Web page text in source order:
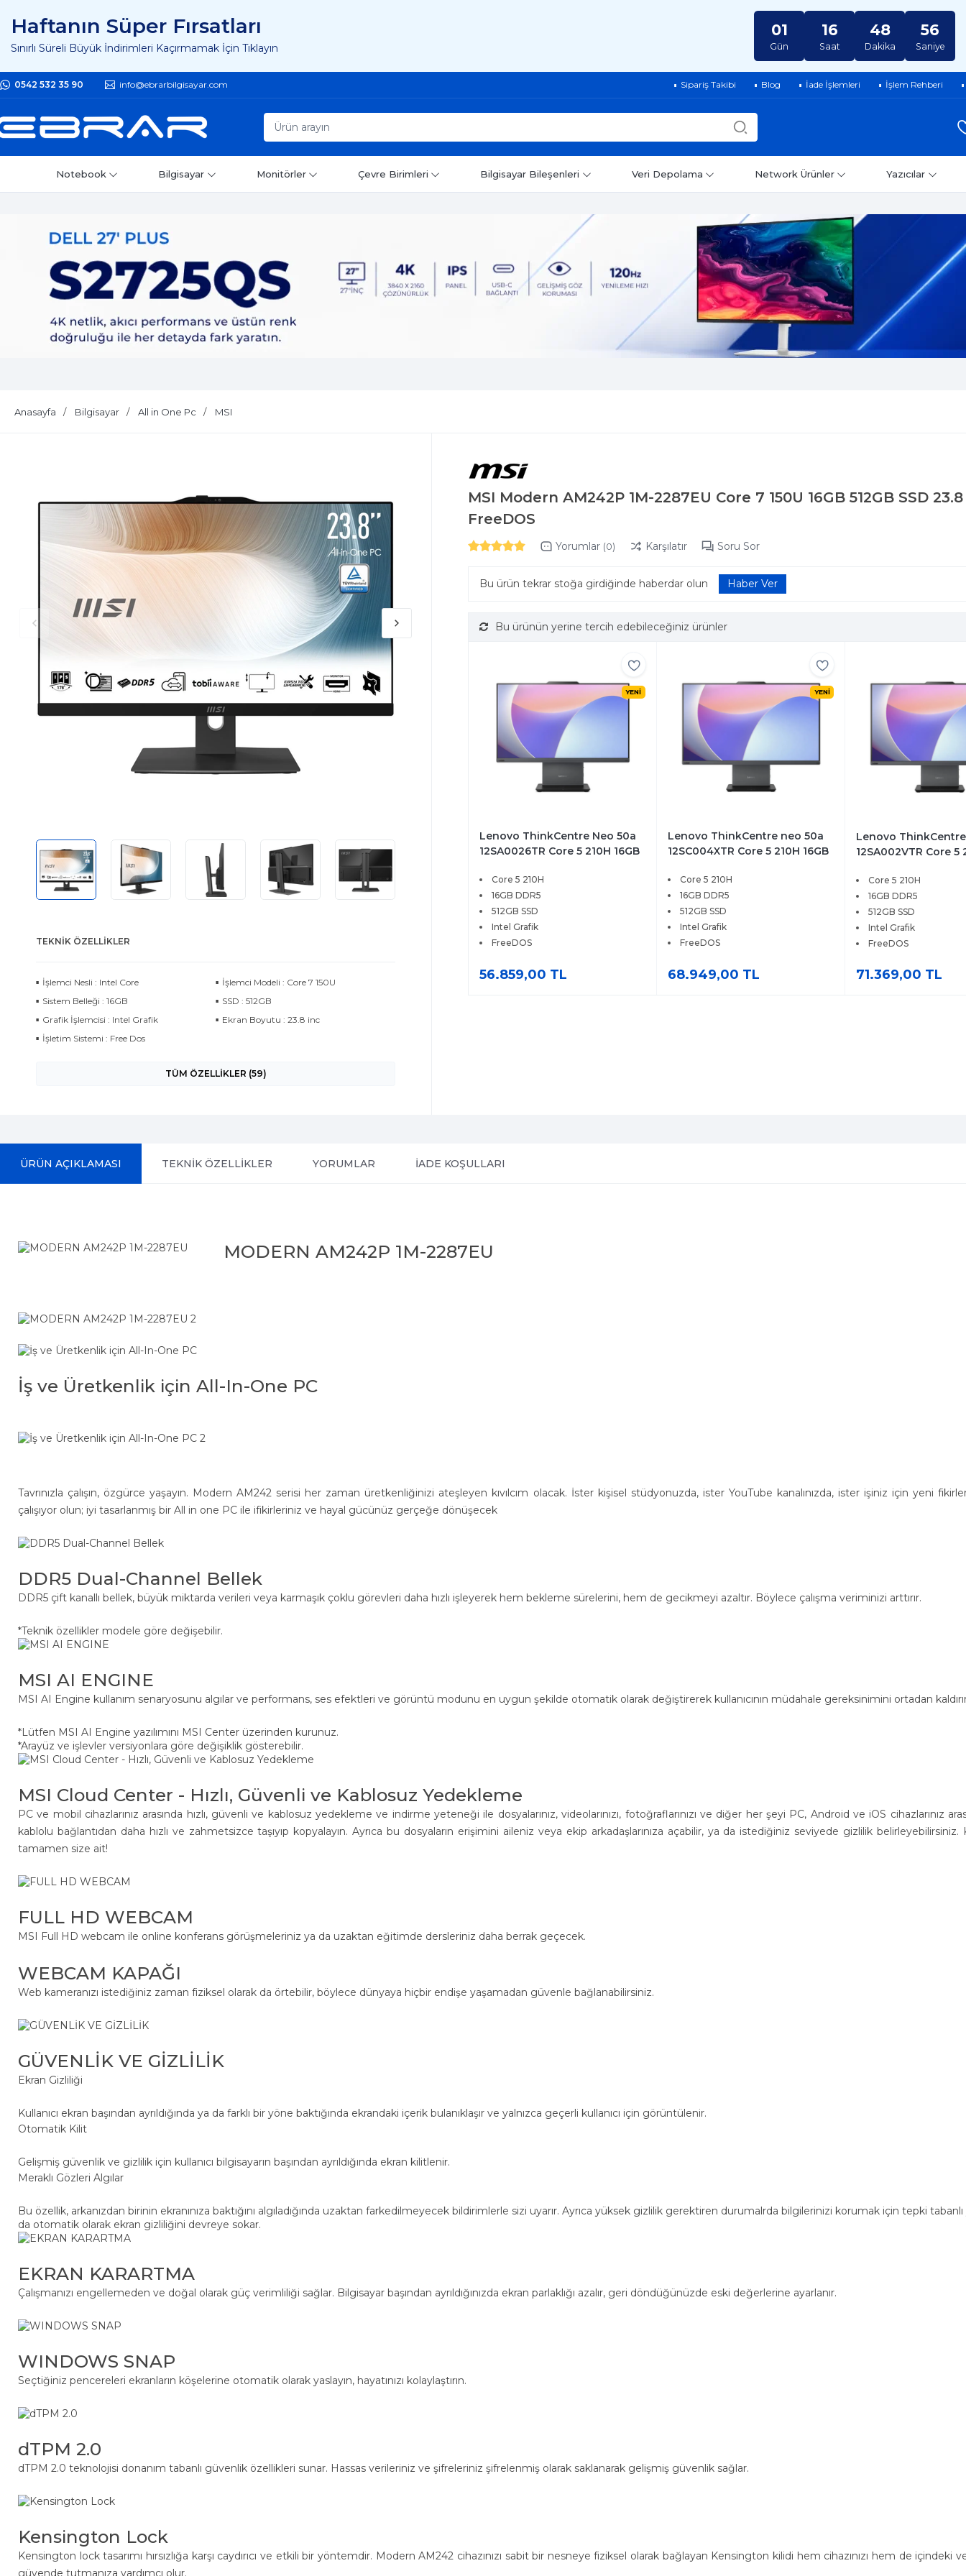
Haftanın Süper Fırsatları
Sınırlı Süreli Büyük İndirimleri Kaçırmamak İçin Tıklayın
01
Gün
16
Saat
48
Dakika
55
Saniye
0542 532 35 90 info@ebrarbilgisayar.com Sipariş Takibi Blog İade İşlemleri İşlem Rehberi
Notebook Bilgisayar Monitörler Çevre Birimleri Bilgisayar Bileşenleri Veri Depolama Network Ürünler Yazıcılar
Anasayfa Bilgisayar All in One Pc MSI
TEKNIK ÖZELLIKLER
İşlemci Nesli : Intel Core
İşlemci Modeli : Core 7 150U
Sistem Belleği : 16GB
SSD : 512GB
Grafik İşlemcisi : Intel Grafik
Ekran Boyutu : 23.8 inc
İşletim Sistemi : Free Dos
TÜM ÖZELLİKLER (59)
MSI Modern AM242P 1M-2287EU Core 7 150U 16GB 512GB SSD
FreeDOS
Yorumlar (0) Karşılatır Soru Sor
Bu ürün tekrar stoğa girdiğinde haberdar olun
Bu ürünün yerine tercih edebileceğiniz ürünler
YENİ
Lenovo ThinkCentre Neo 50a
12SA0026TR Core 5 210H 16GB
Core 5 210H
16GB DDR5
512GB SSD
Intel Grafik
FreeDOS
56.859,00 TL
YENİ
Lenovo ThinkCentre neo 50a
12SC004XTR Core 5 210H 16GB
FreeDOS
Core 5 210H
16GB DDR5
512GB SSD
Intel Grafik
FreeDOS
68.949,00 TL
Lenovo
12SA002VTR Core 5
FreeDOS
Core 5 210H
16GB DDR5
512GB SSD
Intel Grafik
FreeDOS
71.369,00 TL
ÜRÜN AÇIKLAMASI TEKNİK ÖZELLİKLER YORUMLAR İADE KOŞULLARI
MODERN AM242P 1M-2287EU
İş ve Üretkenlik için All-In-One PC
Tavrınızla çalışın, özgürce yaşayın. Modern AM242 serisi her zaman üretkenliğinizi ateşleyen kıvılcım olacak. İster kişisel stüdyonuzda, ister YouTube kanalınızda, ister işiniz için yeni
çalışıyor olun; iyi tasarlanmış bir All in one PC ile ifikirleriniz ve hayal gücünüz gerçeğe dönüşecek
DDR5 Dual-Channel Bellek
DDR5 çift kanallı bellek, büyük miktarda verileri veya karmaşık çoklu görevleri daha hızlı işleyerek hem bekleme sürelerini, hem de gecikmeyi azaltır. Böylece çalışma veriminizi arttırır.
*Teknik özellikler modele göre değişebilir.
MSI AI ENGINE
MSI AI Engine kullanım senaryosunu algılar ve performans, ses efektleri ve görüntü modunu en uygun şekilde otomatik olarak değiştirerek kullanıcının müdahale gereksinimini ortadan
*Lütfen MSI AI Engine yazılımını MSI Center üzerinden kurunuz.
*Arayüz ve işlevler versiyonlara göre değişiklik gösterebilir.
MSI Cloud Center - Hızlı, Güvenli ve Kablosuz Yedekleme
PC ve mobil cihazlarınız arasında hızlı, güvenli ve kablosuz yedekleme ve indirme yeteneği ile dosyalarınız, videolarınızı, fotoğraflarınızı ve diğer her şeyi PC, Android ve iOS cihazlarınız
kablolu bağlantıdan daha hızlı ve zahmetsizce taşıyıp kopyalayın. Ayrıca bu dosyaların erişimini aileniz veya ekip arkadaşlarınıza açabilir, ya da istediğiniz seviyede gizlilik belirleyebilirsiniz.
tamamen size ait!
FULL HD WEBCAM
MSI Full HD webcam ile online konferans görüşmeleriniz ya da uzaktan eğitimde dersleriniz daha berrak geçecek.
WEBCAM KAPAĞI
Web kameranızı istediğiniz zaman fiziksel olarak da örtebilir, böylece dünyaya hiçbir endişe yaşamadan güvenle bağlanabilirsiniz.
GÜVENLİK VE GİZLİLİK
Ekran Gizliliği
Kullanıcı ekran başından ayrıldığında ya da farklı bir yöne baktığında ekrandaki içerik bulanıklaşır ve yalnızca geçerli kullanıcı için görüntülenir.
Otomatik Kilit
Gelişmiş güvenlik ve gizlilik için kullanıcı bilgisayarın başından ayrıldığında ekran kilitlenir.
Meraklı Gözleri Algılar
Bu özellik, arkanızdan birinin ekranınıza baktığını algıladığında uzaktan farkedilmeyecek bildirimlerle sizi uyarır. Ayrıca yüksek gizlilik gerektiren durumalrda bilgilerinizi korumak için tepki tabanlı
da otomatik olarak ekran gizliliğini devreye sokar.
EKRAN KARARTMA
Çalışmanızı engellemeden ve doğal olarak güç verimliliği sağlar. Bilgisayar başından ayrıldığınızda ekran parlaklığı azalır, geri döndüğünüzde eski değerlerine ayarlanır.
WINDOWS SNAP
Seçtiğiniz pencereleri ekranların köşelerine otomatik olarak yaslayın, hayatınızı kolaylaştırın.
dTPM 2.0
dTPM 2.0 teknolojisi donanım tabanlı güvenlik özellikleri sunar. Hassas verileriniz ve şifreleriniz şifrelenmiş olarak saklanarak gelişmiş güvenlik sağlar.
Kensington Lock
Kensington lock tasarımı hırsızlığa karşı caydırıcı ve etkili bir yöntemdir. Modern AM242 cihazınızı sabit bir nesneye fiziksel olarak bağlayan Kensington kilidi hem cihazınızı hem de içindeki
güvende tutmanıza yardımcı olur.